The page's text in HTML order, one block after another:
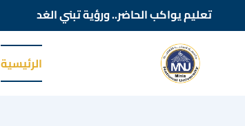
تعليم يواكب الحاضر.. ورؤية تبني الغد
الرئيسية